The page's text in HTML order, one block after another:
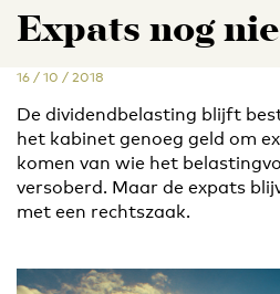
Expats nog
16 / 10 / 2018
De dividendbelasting blijft
het kabinet genoeg geld om
komen van wie het
versoberd. Maar de expats
met een rechtszaak.